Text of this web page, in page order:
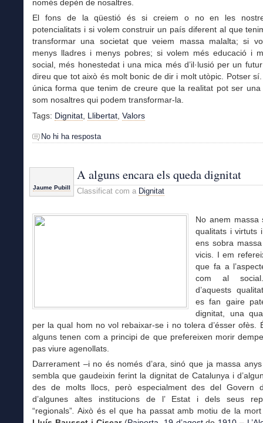
només depèn de nosaltres.
El fons de la qüestió és si creiem o no en les
potencialitats i si volem construir un país diferent al que
transformar una societat que veiem massa malalta; si
menys lladres i menys pobres; si volem més educació i
social, més honestedat i una mica més d’il·lusió per un
direu que tot això és molt bonic de dir i molt utòpic. Potser
única forma que tenim de creure que la realitat pot ser
som nosaltres qui podem transformar-la.
Tags: Dignitat Llibertat Valors
No hi ha resposta
Jaume Pubill
A alguns encara els queda dignitat
Classificat com a Dignitat
No anem massa
qualitats i virtuts
ens sobra
vicis. I em
que fa a
com al
d’aquests
es fan gaire
dignitat, una
per la qual hom no vol rebaixar-se i no tolera d’ésser ofès.
alguns tenen com a principi de que prefereixen morir
pas viure agenollats.
Darrerament –i no és només d’ara, sinó que ja massa
sembla que gaudeixin ferint la dignitat de Catalunya i
des de molts llocs, però especialment des del Govern
d’algunes altes institucions de l’ Estat i dels seus
“regionals” Això és el que ha passat amb motiu de la